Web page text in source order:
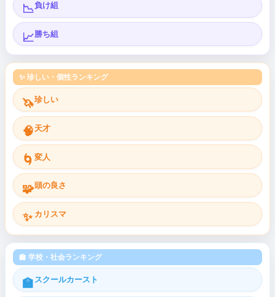
📉負け組
📈勝ち組
✨ 珍しい・個性ランキング
🦄珍しい
🧠 天才
🌀 変人
🧩頭の良さ
✨ カリスマ
🏫 学校・社会ランキング
🏫 スクールカースト